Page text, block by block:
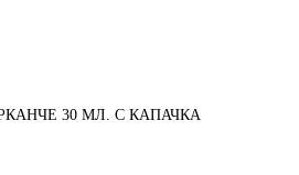
30 МЛ. С КАПАЧКА